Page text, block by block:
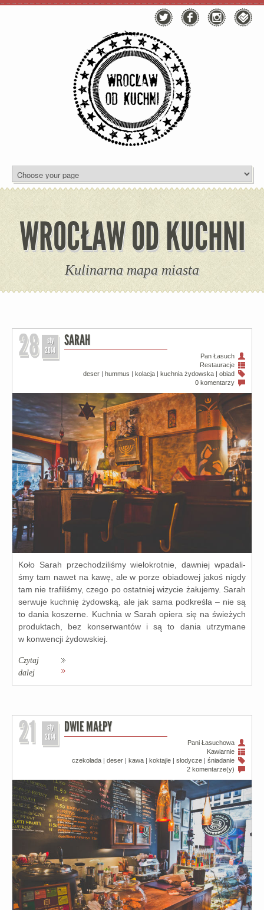
WROCŁAW OD KUCHNI
Kulinarna mapa miasta
28
sty
2014
SARAH
Pan Łasuch
Restauracje
deser | hummus | kolacja | kuchnia żydowska | obiad
0 komentarzy
Koło Sarah prze­cho­dzi­li­śmy wie­lo­krot­nie, daw­niej wpa­da­li­
śmy tam nawet na kawę, ale w porze obia­do­wej jakoś nigdy
tam nie tra­fi­li­śmy, cze­go po ostat­niej wizy­cie żału­je­my. Sarah
ser­wu­je kuch­nię żydow­ską, ale jak sama pod­kre­śla – nie są
to dania koszer­ne. Kuchnia w Sarah opie­ra się na świe­żych
pro­duk­tach, bez kon­ser­wan­tów i są to dania utrzy­ma­ne
w kon­wen­cji żydow­skiej.
Czytaj
dalej
21
sty
2014
DWIE MAŁPY
Pani Łasuchowa
Kawiarnie
czekolada | deser | kawa | koktajle | słodycze | śniadanie
2 komentarze(y)